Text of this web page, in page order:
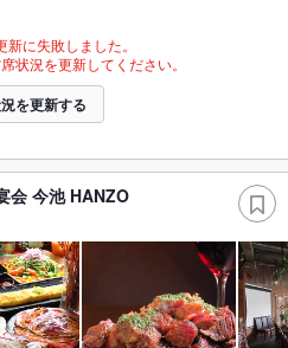
に失敗しました。
状況を更新してください。
を更新する
会 今池 HANZO